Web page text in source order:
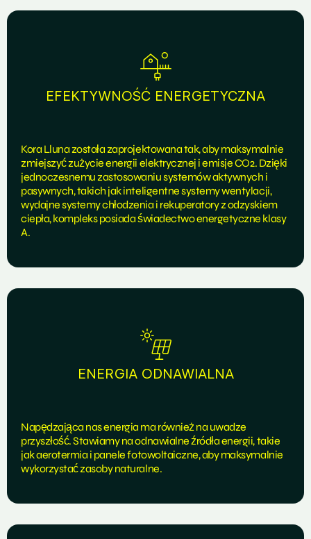
EFEKTYWNOŚĆ ENERGETYCZNA
Kora Lluna została zaprojektowana tak, aby maksymalnie
zmiejszyć zużycie energii elektrycznej i emisje CO2. Dzięki
jednoczesnemu zastosowaniu systemów aktywnych i
pasywnych, takich jak inteligentne systemy wentylacji,
wydajne systemy chłodzenia i rekuperatory z odzyskiem
ciepła, kompleks posiada świadectwo energetyczne klasy
A.
ENERGIA ODNAWIALNA
Napędzająca nas energia ma również na uwadze
przyszłość. Stawiamy na odnawialne źródła energii, takie
jak aerotermia i panele fotowoltaiczne, aby maksymalnie
wykorzystać zasoby naturalne.